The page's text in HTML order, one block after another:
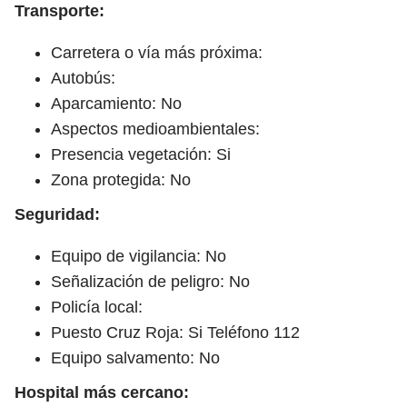
Transporte:
Carretera o vía más próxima:
Autobús:
Aparcamiento: No
Aspectos medioambientales:
Presencia vegetación: Si
Zona protegida: No
Seguridad:
Equipo de vigilancia: No
Señalización de peligro: No
Policía local:
Puesto Cruz Roja: Si Teléfono 112
Equipo salvamento: No
Hospital más cercano: